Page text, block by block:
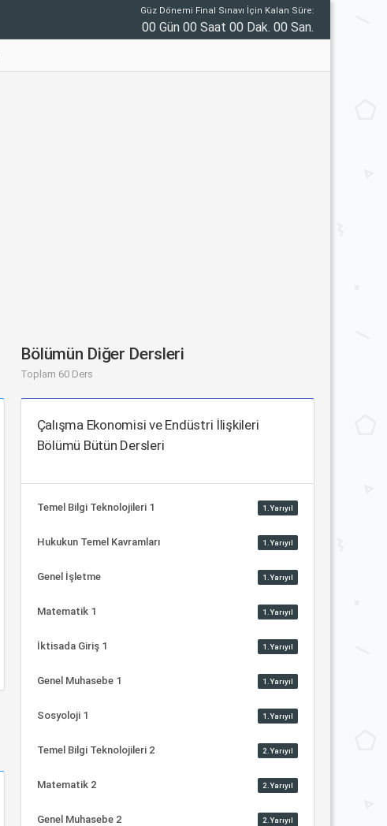
Güz Dönemi Final Sınavı İçin Kalan Süre:
00 Gün 00 Saat 00 Dak. 00 San.
Bölümün Diğer Dersleri
Toplam 60 Ders
Çalışma Ekonomisi ve Endüstri İlişkileri
Bölümü Bütün Dersleri
Temel Bilgi Teknolojileri 1 1.Yarıyıl
Hukukun Temel Kavramları 1.Yarıyıl
Genel İşletme 1.Yarıyıl
Matematik 1 1.Yarıyıl
İktisada Giriş 1 1.Yarıyıl
Genel Muhasebe 1 1.Yarıyıl
Sosyoloji 1 1.Yarıyıl
Temel Bilgi Teknolojileri 2 2.Yarıyıl
Matematik 2 2.Yarıyıl
Genel Muhasebe 2 2.Yarıyıl